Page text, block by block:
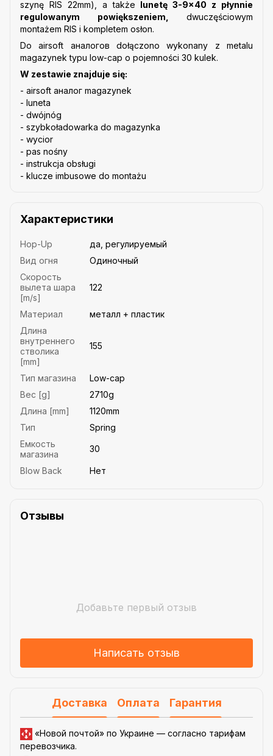
szynę RIS 22mm), a także lunetę 3-9x40 z płynnie
regulowanym powiększeniem, dwuczęściowym
montażem RIS i kompletem osłon.
Do airsoft аналогов dołączono wykonany z metalu
magazynek typu low-cap o pojemności 30 kulek.
W zestawie znajduje się:
- airsoft аналог magazynek
- luneta
- dwójnóg
- szybkoładowarka do magazynka
- wycior
- pas nośny
- instrukcja obsługi
- klucze imbusowe do montażu
Характеристики
Hop-Up
да, регулируемый
Вид огня
Одиночный
Скорость
вылета шара
[m/s]
122
Материал
металл + пластик
Длина
внутреннего
стволика
[mm]
155
Тип магазина
Low-cap
Вес [g]
2710g
Длина [mm]
1120mm
Тип
Spring
Емкость
магазина
30
Blow Back Нет
Отзывы
Добавьте первый отзыв
Написать отзыв
Доставка Оплата Гарантия
«Новой почтой» по Украине — согласно тарифам
перевозчика.